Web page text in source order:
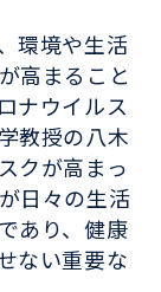
環境や生活
高まること
ナウイルス
教授の八木
クが高まっ
日々の生活
あり、健康
ない重要な